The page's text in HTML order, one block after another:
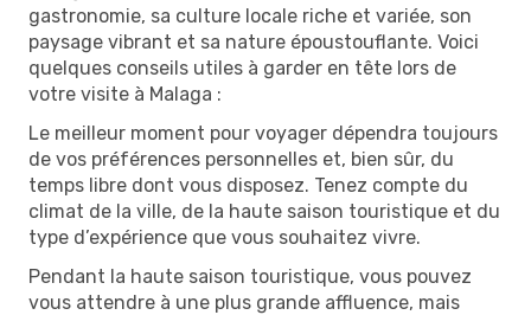
gastronomie, sa culture locale riche et variée, son
paysage vibrant et sa nature époustouflante. Voici
quelques conseils utiles à garder en tête lors de
votre visite à Malaga :
Le meilleur moment pour voyager dépendra toujours
de vos préférences personnelles et, bien sûr, du
temps libre dont vous disposez. Tenez compte du
climat de la ville, de la haute saison touristique et du
type d’expérience que vous souhaitez vivre.
Pendant la haute saison touristique, vous pouvez
vous attendre à une plus grande affluence, mais